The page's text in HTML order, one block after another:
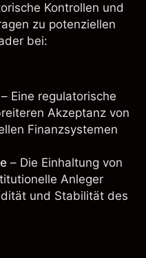
Kontrollen und
zu potenziellen
bei:
– Eine regulatorische
Akzeptanz von
Finanzsystemen
– Die Einhaltung von
Anleger
und Stabilität des